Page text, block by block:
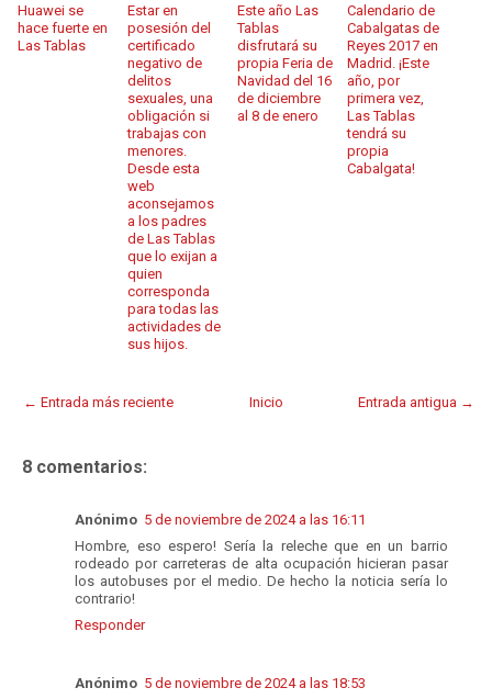
Huawei se
hace fuerte en
Las Tablas
Estar en
posesión del
certificado
negativo de
delitos
sexuales, una
obligación si
trabajas con
menores.
Desde esta
web
aconsejamos
a los padres
de Las Tablas
que lo exijan a
quien
corresponda
para todas las
actividades de
sus hijos.
Este año Las
Tablas
disfrutará su
propia Feria de
Navidad del 16
de diciembre
al 8 de enero
Calendario de
Cabalgatas de
Reyes 2017 en
Madrid. ¡Este
año, por
primera vez,
Las Tablas
tendrá su
propia
Cabalgata!
← Entrada más reciente Entrada antigua →
Inicio
8 comentarios:
Anónimo 5 de noviembre de 2024 a las 16:11
Hombre, eso espero! Sería la releche que en un barrio
rodeado por carreteras de alta ocupación hicieran pasar
los autobuses por el medio. De hecho la noticia sería lo
contrario!
Responder
Anónimo 5 de noviembre de 2024 a las 18:53